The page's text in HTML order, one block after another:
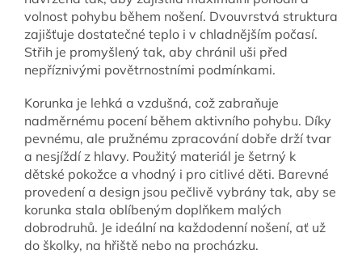
volnost pohybu během nošení. Dvouvrstvá struktura
zajišťuje dostatečné teplo i v chladnějším počasí.
Střih je promyšlený tak, aby chránil uši před
nepříznivými povětrnostními podmínkami.
Korunka je lehká a vzdušná, což zabraňuje
nadměrnému pocení během aktivního pohybu. Díky
pevnému, ale pružnému zpracování dobře drží tvar
a nesjíždí z hlavy. Použitý materiál je šetrný k
dětské pokožce a vhodný i pro citlivé děti. Barevné
provedení a design jsou pečlivě vybrány tak, aby se
korunka stala oblíbeným doplňkem malých
dobrodruhů. Je ideální na každodenní nošení, ať už
do školky, na hřiště nebo na procházku.